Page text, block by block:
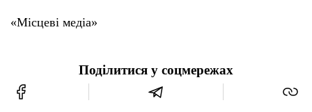
«Місцеві медіа»
Поділитися у соцмережах